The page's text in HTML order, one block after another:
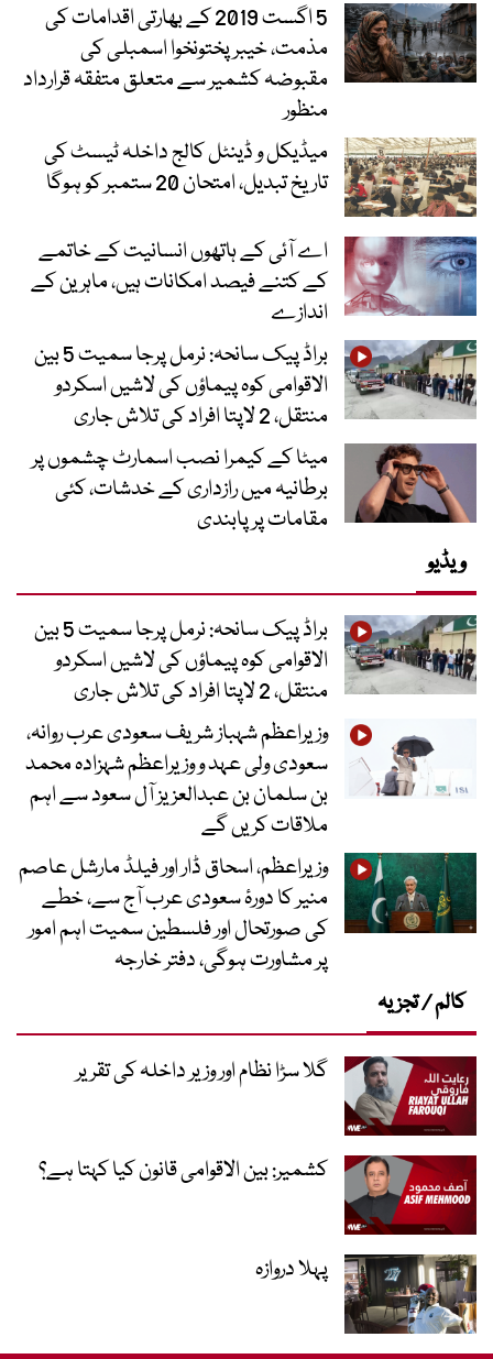
5 اگست 2019 کے بھارتی اقدامات کی
مذمت، خیبرپختونخوا اسمبلی کی
مقبوضہ کشمیر سے متعلق متفقہ قرارداد
منظور
میڈیکل و ڈینٹل کالج داخلہ ٹیسٹ کی
تاریخ تبدیل، امتحان 20 ستمبر کو ہوگا
اے آئی کے ہاتھوں انسانیت کے خاتمے
کے کتنے فیصد امکانات ہیں، ماہرین کے
اندازے
براڈ پیک سانحہ: نرمل پرجا سمیت 5 بین
الاقوامی کوہ پیماؤں کی لاشیں اسکردو
منتقل، 2 لاپتا افراد کی تلاش جاری
میٹا کے کیمرا نصب اسمارٹ چشموں پر
برطانیہ میں رازداری کے خدشات، کئی
مقامات پر پابندی
ویڈیو
براڈ پیک سانحہ: نرمل پرجا سمیت 5 بین
الاقوامی کوہ پیماؤں کی لاشیں اسکردو
منتقل، 2 لاپتا افراد کی تلاش جاری
وزیراعظم شہباز شریف سعودی عرب روانہ،
سعودی ولی عہد و وزیراعظم شہزادہ محمد
بن سلمان بن عبدالعزیز آل سعود سے اہم
ملاقات کریں گے
وزیراعظم، اسحاق ڈار اور فیلڈ مارشل عاصم
منیر کا دورۂ سعودی عرب آج سے، خطے
کی صورتحال اور فلسطین سمیت اہم امور
پر مشاورت ہوگی، دفتر خارجہ
کالم / تجزیہ
گلا سڑا نظام اور وزیر داخلہ کی تقریر
کشمیر: بین الاقوامی قانون کیا کہتا ہے؟
پہلا دروازہ